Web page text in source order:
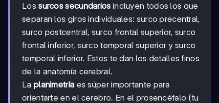
Lossurcos secundarios incluyen todos los que
separan los giros individuales: surco precentral,
surco postcentral, surco frontal superior, surco
frontal inferior, surco temporal superior y surco
temporal inferior. Estos te dan los detalles finos
de la anatomía cerebral.
La planimetría es súper importante para
orientarte en el cerebro. En el prosencéfalo (tu